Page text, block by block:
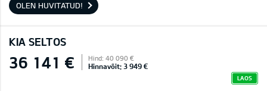
OLEN HUVITATUD!
KIA SELTOS
36 141 € Hind: 40 090 €
Hinnavõit: 3 949 €
LAOS